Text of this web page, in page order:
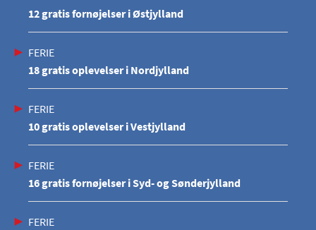
12 gratis fornøjelser i Østjylland
FERIE
18 gratis oplevelser i Nordjylland
FERIE
10 gratis oplevelser i Vestjylland
FERIE
16 gratis fornøjelser i Syd- og Sønderjylland
FERIE